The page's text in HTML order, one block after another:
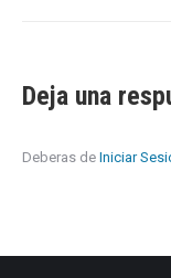
Deja una
Deberas de Iniciar